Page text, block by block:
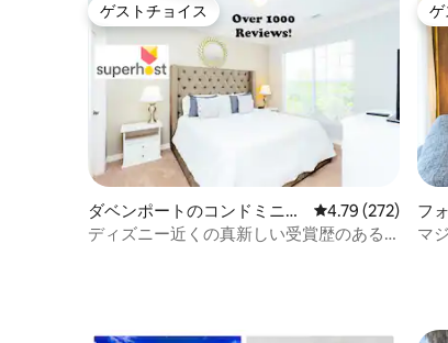
ゲストチョイス
ゲストチョイス
ダベンポートのコンドミニア
ム
レビュー272件、
4.79 (272)
ディズニー近くの真新しい受賞歴のある
ゲ
ゲ
フ
ミ
マ
近